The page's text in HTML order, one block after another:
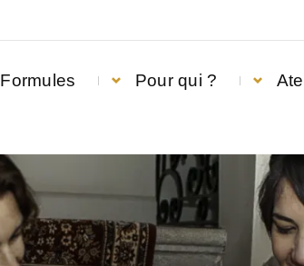
Formules Pour qui ?